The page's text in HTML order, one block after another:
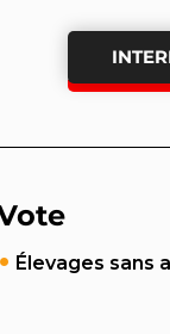
Élevages sans